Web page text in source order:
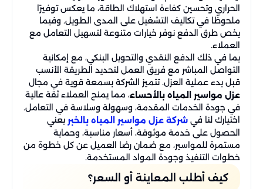
الحراري وتحسين كفاءة استهلاك الطاقة، ما يعكس توفيرًا
ملحوظًا في تكاليف التشغيل على المدى الطويل. وفيما
يخص طرق الدفع نوفر خيارات متنوعة لتسهيل التعامل مع
العملاء.
بما في ذلك الدفع النقدي والتحويل البنكي، مع إمكانية
التواصل المباشر مع فريق العمل لتحديد الطريقة الأنسب
قبل بدء عملية العزل. تتميز الشركة بسمعة قوية في مجال
عزل مواسير المياه بالأحساء، مما يمنح العملاء ثقة عالية
في جودة الخدمات المقدمة، وسهولة وسلاسة في التعامل.
اختيارك لنا في شركة عزل مواسير المياه بالخبر يعني
الحصول على خدمة موثوقة، أسعار مناسبة، وحماية
مستمرة للمواسير، مع ضمان رضا العميل عن كل خطوة من
خطوات التنفيذ وجودة المواد المستخدمة.
كيف أطلب المعاينة أو السعر؟